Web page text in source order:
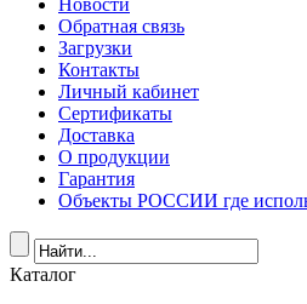
Новости
Обратная связь
Загрузки
Контакты
Личный кабинет
Сертификаты
Доставка
О продукции
Гарантия
Объекты РОССИИ где
Каталог